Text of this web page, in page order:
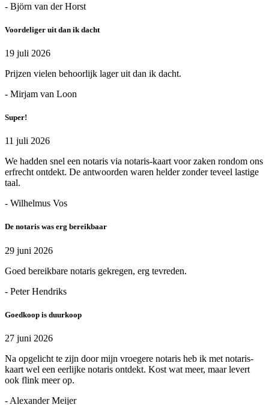
- Björn van der Horst
Voordeliger uit dan ik dacht
19 juli 2026
Prijzen vielen behoorlijk lager uit dan ik dacht.
- Mirjam van Loon
Super!
11 juli 2026
We hadden snel een notaris via notaris-kaart voor zaken rondom ons
erfrecht ontdekt. De antwoorden waren helder zonder teveel lastige
taal.
- Wilhelmus Vos
De notaris was erg bereikbaar
29 juni 2026
Goed bereikbare notaris gekregen, erg tevreden.
- Peter Hendriks
Goedkoop is duurkoop
27 juni 2026
Na opgelicht te zijn door mijn vroegere notaris heb ik met notaris-
kaart wel een eerlijke notaris ontdekt. Kost wat meer, maar levert
ook flink meer op.
- Alexander Meijer